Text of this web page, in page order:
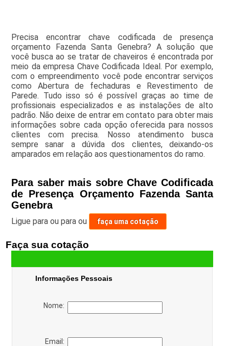
Precisa encontrar chave codificada de presença
orçamento Fazenda Santa Genebra? A solução que
você busca ao se tratar de chaveiros é encontrada por
meio da empresa Chave Codificada Ideal. Por exemplo,
com o empreendimento você pode encontrar serviços
como Abertura de fechaduras e Revestimento de
Parede. Tudo isso só é possível graças ao time de
profissionais especializados e as instalações de alto
padrão. Não deixe de entrar em contato para obter mais
informações sobre cada opção oferecida para nossos
clientes com precisa. Nosso atendimento busca
sempre sanar a dúvida dos clientes, deixando-os
amparados em relação aos questionamentos do ramo.
Para saber mais sobre Chave Codificada
de Presença Orçamento Fazenda Santa
Genebra
Ligue para ou para ou faça uma cotação
Faça sua cotação
Informações Pessoais
Nome:
Email: